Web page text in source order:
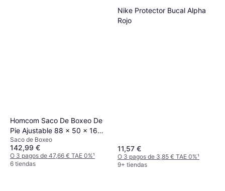
Homcom Saco De Boxeo De
Pie Ajustable 88 x 50 x 160-
230 cm
Saco de Boxeo
142,99 €
O 3 pagos de 47,66 € TAE 0%¹
6 tiendas
Nike Protector Bucal Alpha
Rojo
11,57 €
O 3 pagos de 3,85 € TAE 0%¹
9+ tiendas